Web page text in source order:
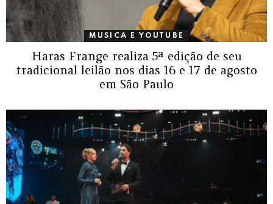
MUSICA E YOUTUBE
Haras Frange realiza 5ª edição de seu
tradicional leilão nos dias 16 e 17 de agosto
em São Paulo